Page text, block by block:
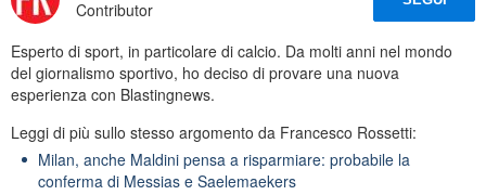
Contributor
Esperto di sport, in particolare di calcio. Da molti anni nel mondo
del giornalismo sportivo, ho deciso di provare una nuova
esperienza con Blastingnews.
Leggi di più sullo stesso argomento da Francesco Rossetti:
Milan, anche Maldini pensa a risparmiare: probabile la
conferma di Messias e Saelemaekers